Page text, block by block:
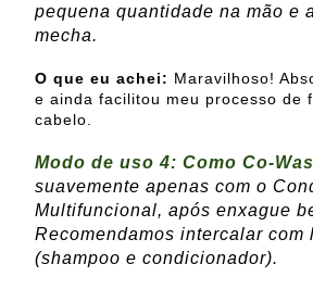
pequena quantidade na mão e
mecha.
O que eu achei: Maravilhoso!
e ainda facilitou meu processo de
cabelo.
Modo de uso 4: Como Co-
suavemente apenas com o
Multifuncional, após enxague
Recomendamos intercalar com
(shampoo e condicionador).